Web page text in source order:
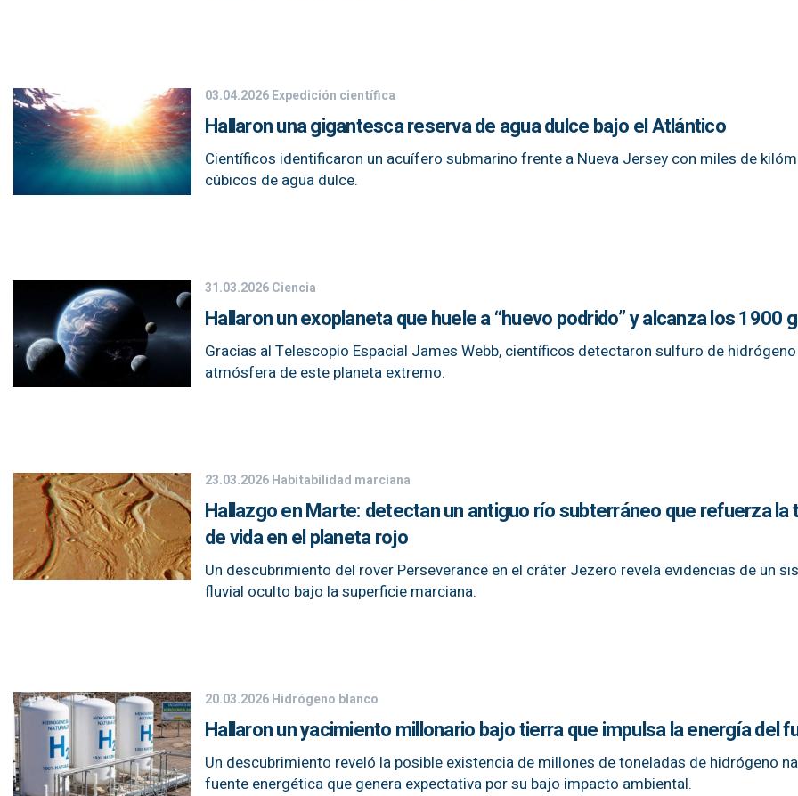
03.04.2026Expedición científica
Hallaron una gigantesca reserva de agua dulce bajo el Atlántico
Científicos identificaron un acuífero submarino frente a Nueva Jersey con miles de
cúbicos de agua dulce.
31.03.2026Ciencia
Hallaron un exoplaneta que huele a “huevo podrido” y alcanza los 1900
Gracias al Telescopio Espacial James Webb, científicos detectaron sulfuro de
atmósfera de este planeta extremo.
23.03.2026Habitabilidad marciana
Hallazgo en Marte: detectan un antiguo río subterráneo que refuerza la
de vida en el planeta rojo
Un descubrimiento del rover Perseverance en el cráter Jezero revela evidencias de un
fluvial oculto bajo la superficie marciana.
20.03.2026Hidrógeno blanco
Hallaron un yacimiento millonario bajo tierra que impulsa la energía del
Un descubrimiento reveló la posible existencia de millones de toneladas de hidrógeno
fuente energética que genera expectativa por su bajo impacto ambiental.